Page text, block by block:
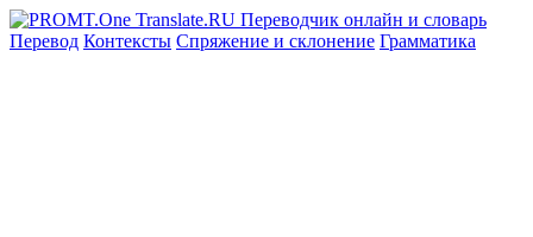
Перевод Контексты Спряжение и склонение Грамматика